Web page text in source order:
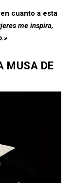
cuanto a esta
me inspira,
MUSA DE